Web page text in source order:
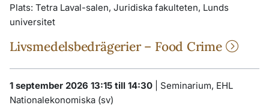
Plats: Tetra Laval-salen, Juridiska fakulteten, Lunds
universitet
Livsmedelsbedrägerier – Food Crime
1 september 2026 13:15 till 14:30
Seminarium, EHL
Nationalekonomiska (sv)